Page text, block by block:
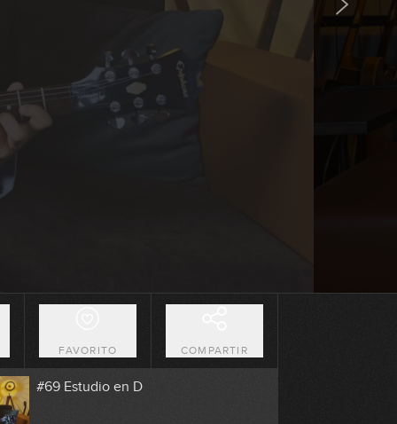
FAVORITO COMPARTIR
#65 Groove Pop en G
#68 Groove Blues en G
#69 Estudio en D